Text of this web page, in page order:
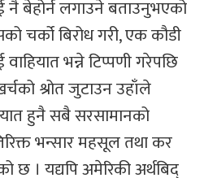
बेहोर्न लगाउने बताउनुभएको
चर्को बिरोध गरी, एक कौडी
भन्ने टिप्पणी गरेपछि
श्रोत जुटाउन उहाँले
हुनै सबै सरसामानको
भन्सार महसूल तथा कर
छ । यद्यपि अमेरिकी अर्थबिद्